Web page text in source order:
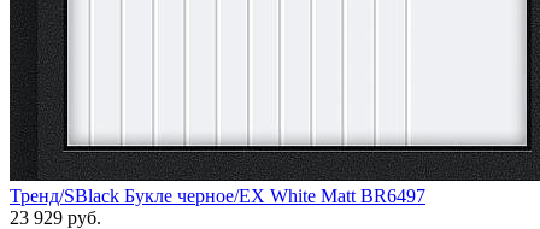
Тренд/SBlack Букле черное/EX White Matt BR6497
23 929 руб.